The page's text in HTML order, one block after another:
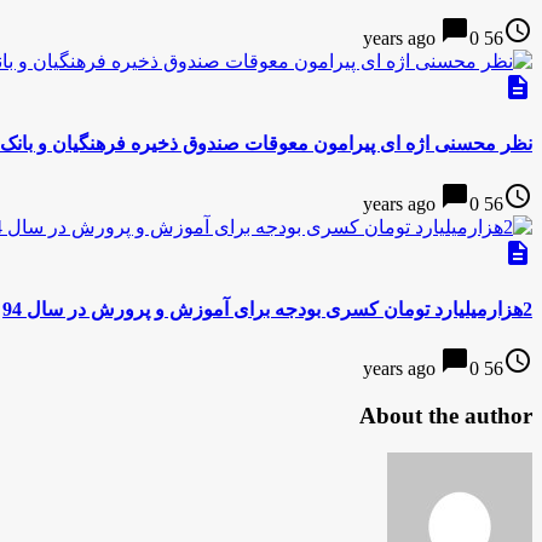
access_time
56 years ago
chat_bubble0
description
نظر محسنی اژه ای پیرامون معوقات صندوق ذخیره فرهنگیان و
access_time
56 years ago
chat_bubble0
description
2هزارمیلیارد تومان کسری بودجه برای آموزش و پرورش در سال 94
access_time
56 years ago
chat_bubble0
About the author